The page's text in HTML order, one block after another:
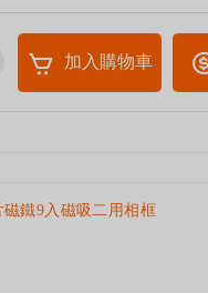
加入購物車
鐵9入磁吸二用相框